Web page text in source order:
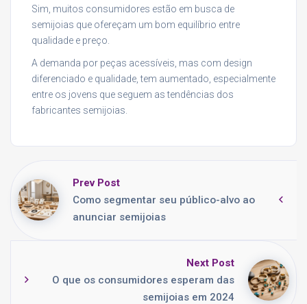
Sim, muitos consumidores estão em busca de
semijoias que ofereçam um bom equilíbrio entre
qualidade e preço.
A demanda por peças acessíveis, mas com design
diferenciado e qualidade, tem aumentado, especialmente
entre os jovens que seguem as tendências dos
fabricantes semijoias.
Prev Post
Como segmentar seu público-alvo ao
anunciar semijoias
Next Post
O que os consumidores esperam das
semijoias em 2024